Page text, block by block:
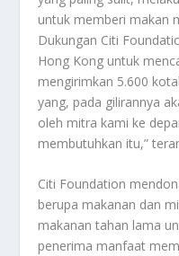
untuk memberi makan
Dukungan Citi
Hong Kong untuk
mengirimkan 5.600
yang, pada gilirannya
oleh mitra kami ke
membutuhkan itu,”
Citi Foundation
berupa makanan dan
makanan tahan lama
penerima manfaat